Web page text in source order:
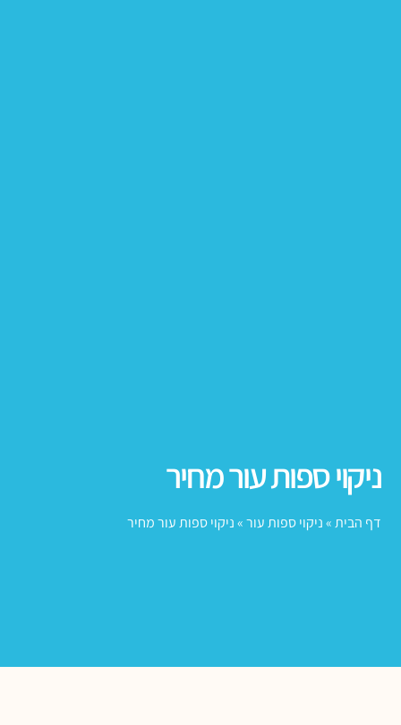
ניקוי ספות עור מחיר
דף הבית»ניקוי ספות עור»ניקוי ספות עור מחיר